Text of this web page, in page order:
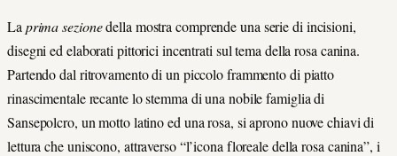
La prima sezionedella mostra comprende una serie di incisioni,
disegni ed elaborati pittorici incentrati sul tema della rosa canina.
Partendo dal ritrovamento di un piccolo frammento di piatto
rinascimentale recante lo stemma di una nobile famiglia di
Sansepolcro, un motto latino ed una rosa, si aprono nuove chiavi di
lettura che uniscono, attraverso “l’icona floreale della rosa canina”, i